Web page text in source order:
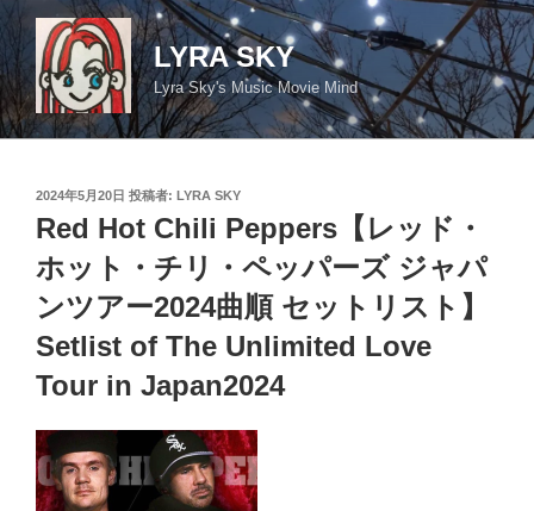
コ
ン
テ
ン
ツ
LYRA SKY
Lyra Sky's Music Movie Mind
投
稿
日:
2024年5月20日 投稿者: LYRA SKY
Red Hot Chili Peppers【レッド・
ホット・チリ・ペッパーズ ジャパ
ンツアー2024曲順 セットリスト】
Setlist of The Unlimited Love
Tour in Japan2024